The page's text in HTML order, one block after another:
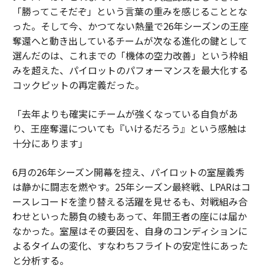
「勝ってこそだぞ」という言葉の重みを感じることとな
った。そして今、かつてない熱量で26年シーズンの王座
奪還へと動き出しているチームが次なる進化の鍵として
選んだのは、これまでの「機体の空力改善」という枠組
みを超えた、パイロットのパフォーマンスを最大化する
コックピットの再定義だった。
「去年よりも確実にチームが強くなっている自負があ
り、王座奪還についても『いけるだろう』という感触は
十分にあります」
6月の26年シーズン開幕を控え、パイロットの室屋義秀
は静かに闘志を燃やす。25年シーズン最終戦、LPARはコ
ースレコードを塗り替える活躍を見せるも、対戦組み合
わせといった勝負の綾もあって、年間王者の座には届か
なかった。室屋はその要因を、自身のコンディションに
よるタイムの変化、すなわちフライトの安定性にあった
と分析する。